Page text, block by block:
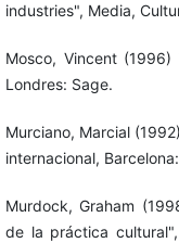
industries", Media,
Mosco, Vincent
Londres: Sage.
Murciano, Marcial
internacional,
Murdock, Graham
de la práctica